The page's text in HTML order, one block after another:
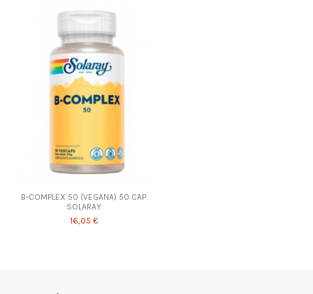
B-COMPLEX 50 (VEGANA) 50 CAP
SOLARAY
16,05 €